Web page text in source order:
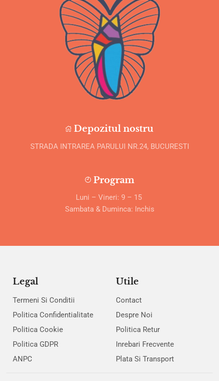
Depozitul nostru
STRADA INTRAREA PARULUI NR.24, BUCURESTI
Program
Luni – Vineri: 9 – 15
Sambata & Duminca: Inchis
Legal
Termeni Si Conditii
Politica Confidentialitate
Politica Cookie
Politica GDPR
ANPC
Utile
Contact
Despre Noi
Politica Retur
Inrebari Frecvente
Plata Si Transport